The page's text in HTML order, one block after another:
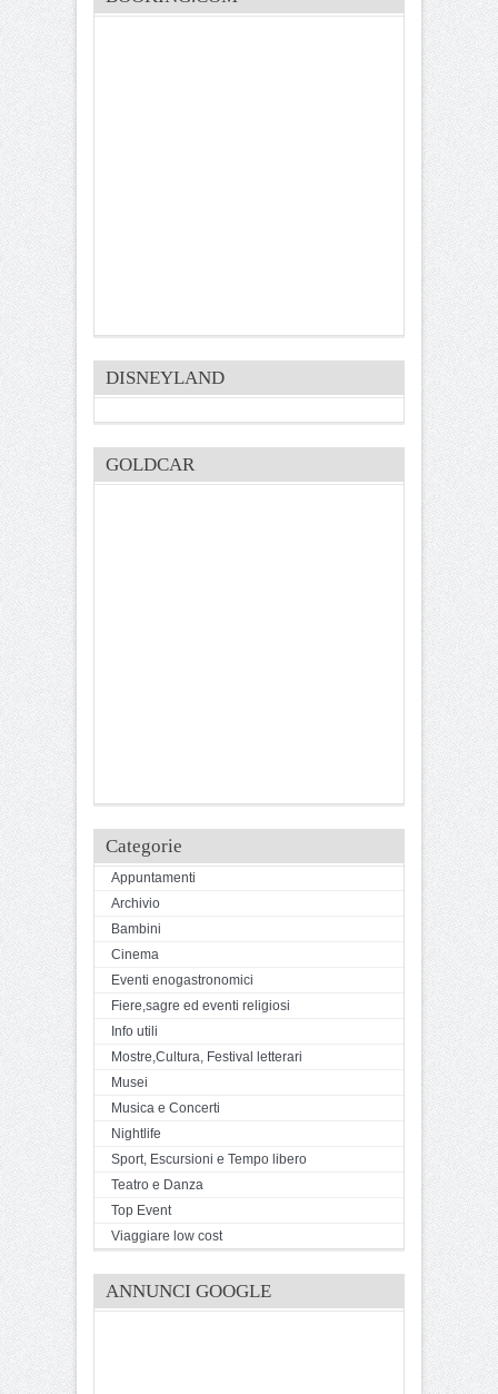
DISNEYLAND
GOLDCAR
Categorie
Appuntamenti
Archivio
Bambini
Cinema
Eventi enogastronomici
Fiere,sagre ed eventi religiosi
Info utili
Mostre,Cultura, Festival letterari
Musei
Musica e Concerti
Nightlife
Sport, Escursioni e Tempo libero
Teatro e Danza
Top Event
Viaggiare low cost
ANNUNCI GOOGLE